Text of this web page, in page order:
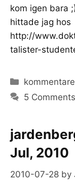
kom igen bara
hittade jag hos
http://
talister-
Categories
5 Comments
Jul, 2010
2010-07-28 by